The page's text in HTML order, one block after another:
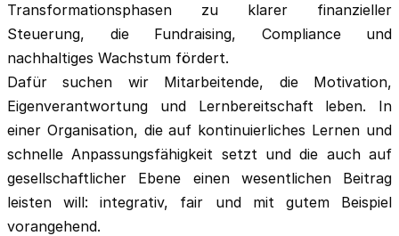
Transformationsphasen zu klarer finanzieller
Steuerung, die Fundraising, Compliance und
nachhaltiges Wachstum fördert.
Dafür suchen wir Mitarbeitende, die Motivation,
Eigenverantwortung und Lernbereitschaft leben. In
einer Organisation, die auf kontinuierliches Lernen und
schnelle Anpassungsfähigkeit setzt und die auch auf
gesellschaftlicher Ebene einen wesentlichen Beitrag
leisten will: integrativ, fair und mit gutem Beispiel
vorangehend.